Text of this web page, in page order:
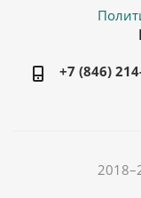
+7 (846)